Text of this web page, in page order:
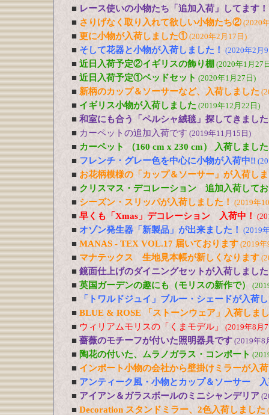
■ レース使いの小物たち「追加入荷」してます！
■ さりげなく取り入れて欲しい小物たち②(2020
■ 更に小物が入荷しました①(2020年2月17日)
■ そして花器と小物が入荷しました！ (2020年2月
■ 近日入荷予定②イギリスの飾り棚 (2020年1月27
■ 近日入荷予定①ベッドセット (2020年1月27日)
■ 新柄のカップ＆ソーサーなど、入荷しました
■ イギリス小物が入荷しました (2019年12月22日)
■ 和室にも合う「ペルシャ絨毯」探してきまし
■ カーペットの追加入荷です (2019年11月15日)
■ カーペット （160 cm x 230 cm） 入荷しました
■ フレンチ・グレー色を中心に小物が入荷中‼
■ お花柄模様の「カップ＆ソーサー」が入荷し
■ クリスマス・デコレーション 追加入荷して
■ シーズン・スリッパが入荷しました！ (2019年
■ 早くも「Xmas」デコレーション 入荷中！
■ オゾン発生器「新製品」が出来ました！ (2019
■ MANAS - TEX VOL.17 届いております (2019
■ マナテックス 生地見本帳が新しくなります
■ 鏡面仕上げのダイニングセットが入荷しました
■ 英国ガーデンの趣にも（モリスの新作で）
■
「トワルドジュイ」ブルー・シェードが入荷
■ BLUE & ROSE 「ストーンウェア」入荷しま
■ ウィリアムモリスの「くまモデル」 (2019年8月
■ 薔薇のモチーフが付いた照明器具です (2019年8
■ 陶花の付いた、ムラノガラス・コンポート
■ インポート小物の会社から壁掛けミラーが入荷
■ アンティーク風・小物とカップ＆ソーサー
■ アイアン＆ガラスボールのミニシャンデリア
■ Decoration スタンドミラー、2色入荷しました